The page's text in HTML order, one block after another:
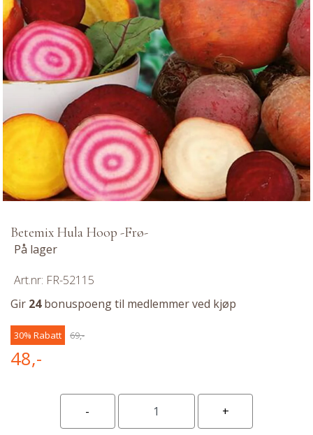
Betemix Hula Hoop -Frø-
På lager
Art.nr: FR-52115
Gir 24bonuspoeng til medlemmer ved kjøp
30% Rabatt 69,-
48,-